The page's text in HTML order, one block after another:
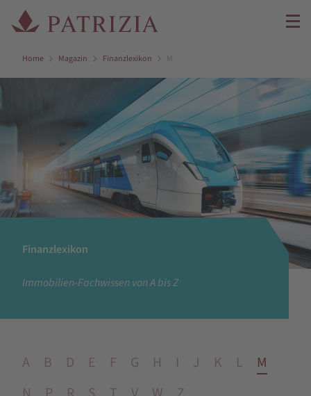
Home Magazin Finanzlexikon M
Finanzlexikon
Immobilien-Fachwissen von A bis Z
A B D E F G H I J K L
M